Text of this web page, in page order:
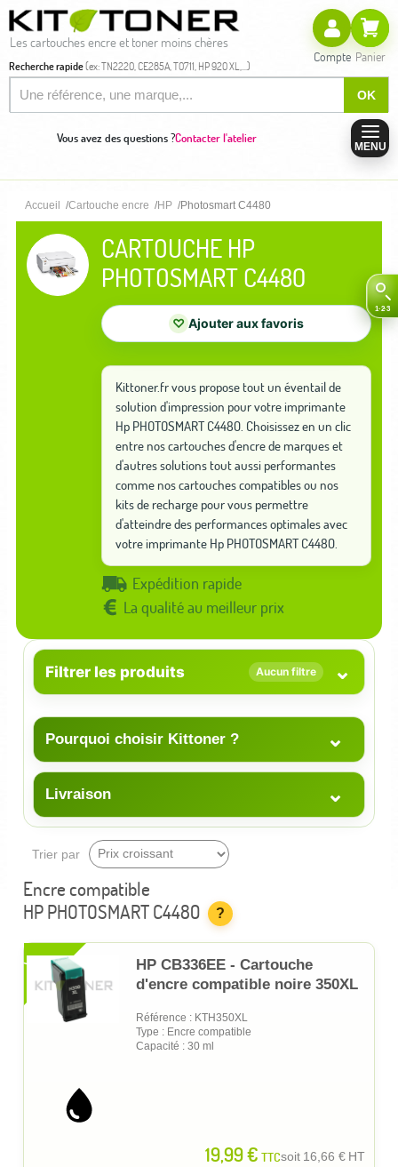
Les cartouches encre et toner moins chères
Recherche rapide(ex: TN2220, CE285A, T0711, HP 920 XL,...)
OK
Compte Panier
Vous avez des questions ?Contacter l'atelier
MENU
Accueil Cartouche encre HP Photosmart C4480
CARTOUCHE HP
PHOTOSMART C4480
♡ Ajouter aux favoris
Kittoner.fr vous propose tout un éventail de
solution d'impression pour votre imprimante
Hp PHOTOSMART C4480. Choisissez en un clic
entre nos cartouches d'encre de marques et
d'autres solutions tout aussi performantes
comme nos cartouches compatibles ou nos
kits de recharge pour vous permettre
d'atteindre des performances optimales avec
votre imprimante Hp PHOTOSMART C4480.
Expédition rapide
La qualité au meilleur prix
Filtrer les produits Aucun filtre ⌄
Pourquoi choisir Kittoner ? ⌄
Livraison ⌄
Trier par
Encre compatible
HP PHOTOSMART C4480
?
XL
HP CB336EE - Cartouche
d'encre compatible noire 350XL
Référence : KTH350XL
Type : Encre compatible
Capacité : 30 ml
19,99 € TTCsoit 16,66 € HT